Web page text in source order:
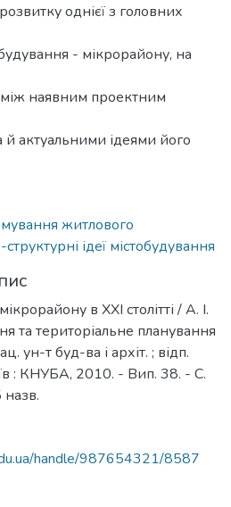
однієї з головних
- мікрорайону, на
наявним проектним
актуальними ідеями його
житлового
ідеї містобудування
в XXI столітті / А. І.
та територіальне планування
ун-т буд-ва і архіт. ; відп.
: КНУБА, 2010. - Вип. 38. - С.
назв.
handle/987654321/8587